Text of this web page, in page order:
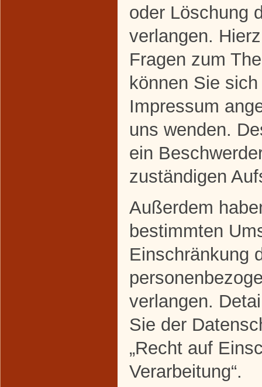
oder Löschung
verlangen.
Fragen zum
können Sie
Impressum
uns wenden.
ein
zuständigen
Außerdem
bestimmten
Einschränkung
verlangen.
Sie der
„Recht auf
Verarbeitung“.